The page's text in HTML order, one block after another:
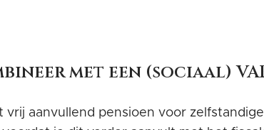
met een (sociaal)
vrij aanvullend pensioen voor